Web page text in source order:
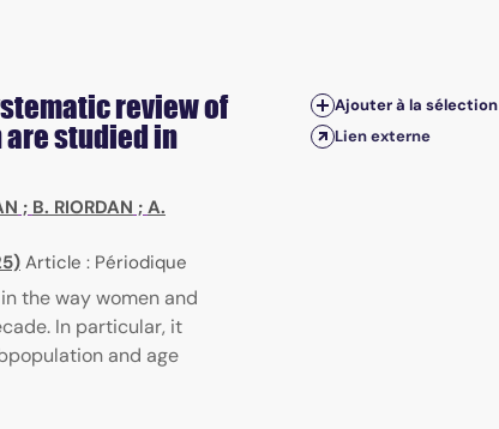
review of
are studied in
; B. RIORDAN ; A.
Article : Périodique
the way women and
In particular, it
and age
Ajouter à la sélection
Lien externe